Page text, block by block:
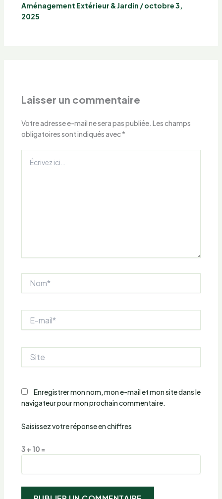
Aménagement Extérieur & Jardin /octobre 3,
2025
Laisser un commentaire
Votre adresse e-mail ne sera pas publiée. Les champs
obligatoires sont indiqués avec*
ici…
mail*
Enregistrer mon nom, mon e-mail et mon site dans le
navigateur pour mon prochain commentaire.
Saisissez votre réponse en chiffres
3 + 10 =